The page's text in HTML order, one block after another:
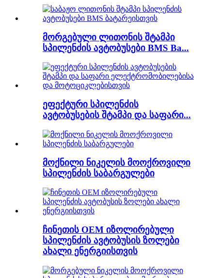
მორგებული ლითონის შტამპი
სპილენძის ავტობუსები BMS Ba...
ეფექტური სპილენძის
ავტობუსების შტამპი და საფარი...
მოქნილი ნიკელის მოოქროვილი
სპილენძის საბარგულები
ჩინეთის OEM იზოლირებული
სპილენძის ავტობუსის ზოლები
ახალი ენერგიისთვის